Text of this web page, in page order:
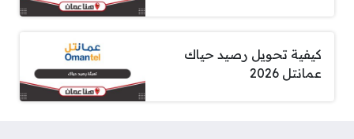
كيفية تحويل رصيد حياك
عمانتل 2026